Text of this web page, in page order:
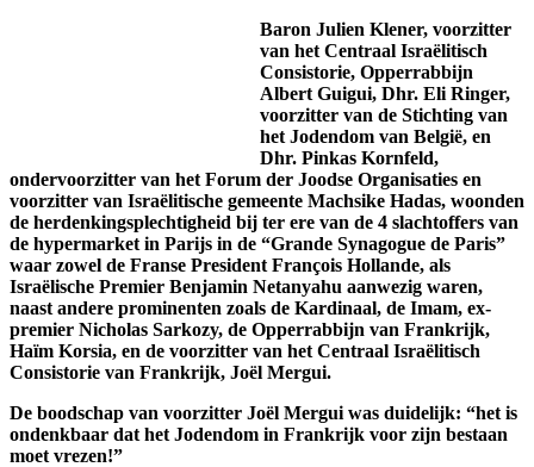
Baron Julien Klener, voorzitter
van het Centraal Israëlitisch
Consistorie, Opperrabbijn
Albert Guigui, Dhr. Eli Ringer,
voorzitter van de Stichting van
het Jodendom van België, en
Dhr. Pinkas Kornfeld,
ondervoorzitter van het Forum der Joodse Organisaties en
voorzitter van Israëlitische gemeente Machsike Hadas, woonden
de herdenkingsplechtigheid bij ter ere van de 4 slachtoffers van
de hypermarket in Parijs in de “Grande Synagogue de Paris”
waar zowel de Franse President François Hollande, als
Israëlische Premier Benjamin Netanyahu aanwezig waren,
naast andere prominenten zoals de Kardinaal, de Imam, ex-
premier Nicholas Sarkozy, de Opperrabbijn van Frankrijk,
Haïm Korsia, en de voorzitter van het Centraal Israëlitisch
Consistorie van Frankrijk, Joël Mergui.
De boodschap van voorzitter Joël Mergui was duidelijk: “het is
ondenkbaar dat het Jodendom in Frankrijk voor zijn bestaan
moet vrezen!”